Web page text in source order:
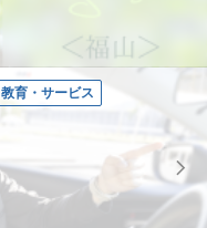
教育・サービス